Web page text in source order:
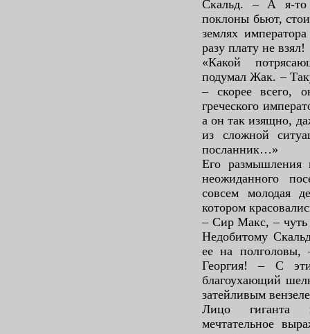
Скальд. – А я-то
поклоны бьют,
землях
разу плату не взял!
«Какой
подумал Жак. –
– скорее всего,
греческого
а он так изящно,
из сложной
посланник…»
Его размышления
неожиданного
совсем молодая
котором
– Сир Макс, – чуть
Недобитому
ее на полголовы,
Георгия! – С
благоухающий
затейливым
Лицо гиганта
мечтательное